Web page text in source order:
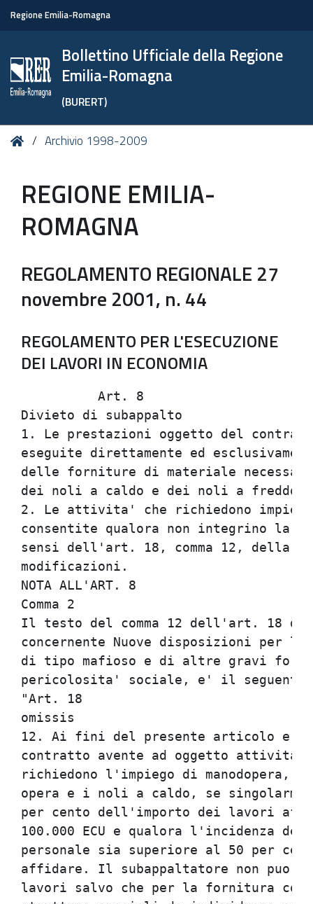
Regione Emilia-Romagna
Bollettino Ufficiale della Regione
Emilia-Romagna
(BURERT)
Tu HomeArchivio 1998-2009
REGIONE EMILIA-
ROMAGNA
REGOLAMENTO REGIONALE 27
novembre 2001, n. 44
REGOLAMENTO PER L'ESECUZIONE
DEI LAVORI IN ECONOMIA
Divieto di
1. Le prestazioni oggetto del
eseguite direttamente ed
delle forniture di materiale
dei noli a caldo
2. Le attivita' che
consentite qualora non
sensi dell'art. 18, comma
NOTA
Il testo del comma 12 dell'art.
concernente Nuove
di tipo mafioso e di altre
pericolosita'
12. Ai fini del presente articolo
contratto avente ad
richiedono l'impiego di
opera e i noli a caldo, se
per cento dell'importo dei
100.000 ECU e qualora
personale sia superiore al 50
affidare. Il subappaltatore
lavori salvo che per la